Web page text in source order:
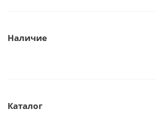
Наличие
Каталог